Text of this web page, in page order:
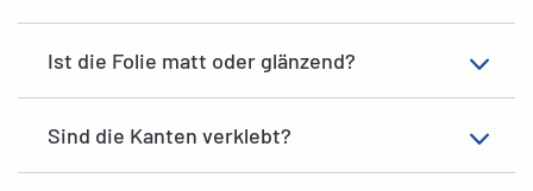
Ist die Folie matt oder glänzend?
Sind die Kanten verklebt?